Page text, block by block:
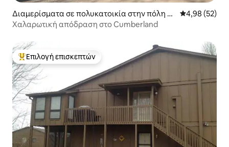
Διαμερίσματα σε πολυκατοικία στην πόλη Br
onston
Μέση
4,98 (52)
Χαλαρωτική απόδραση στο Cumberland
Κορυφαία επιλογή επισκεπτών
Επιλογή επισκεπτών